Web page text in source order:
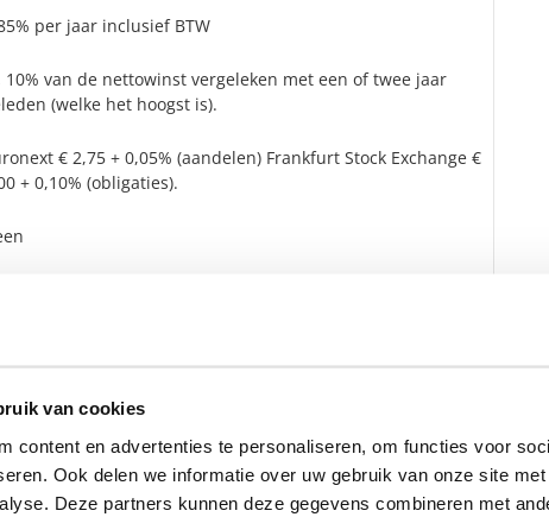
van cookies
content en advertenties te personaliseren, om functies voor
Ook delen we informatie over uw gebruik van onze site
Deze partners kunnen deze gegevens combineren met
per jaar inclusief BTW
10% van de nettowinst vergeleken met een of twee jaar
(welke het hoogst is).
€ 2,75 + 0,05% (aandelen) Frankfurt Stock Exchange €
+ 0,10% (obligaties).
vermogensbeheerder?
een SelectieRapport aan. Per
vermogensbeheerders die
situatie, wensen en